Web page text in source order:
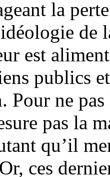
la
de
est
publics
Pour ne pas
pas la
qu’il
ces